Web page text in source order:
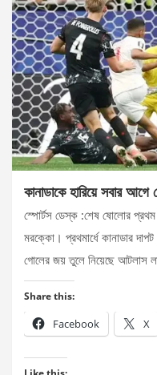
কানাডাকে হারিয়ে সবার আগে
স্পোর্টস ডেস্ক :শেষ ষোলোর প্রথম
মরক্কো। প্রথমার্ধে কানাডার
গোলের জয় তুলে নিয়েছে আটলাস
Share this:
Facebook X